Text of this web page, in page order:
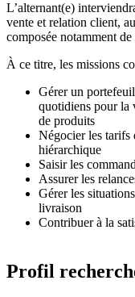
L’alternant(e)
vente et relation client,
composée notamment
À ce titre, les missions
Gérer un
quotidiens pour la
de produits
Négocier les tarifs
hiérarchique
Saisir les
Assurer les
Gérer les
livraison
Contribuer à la
Profil